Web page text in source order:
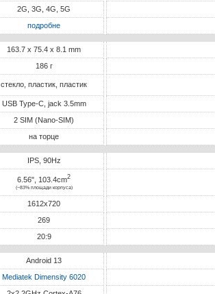
2G, 3G, 4G, 5G
подробне
163.7 x 75.4 x 8.1 mm
186 г
стекло, пластик, пластик
USB Type-C, jack 3.5mm
2 SIM (Nano-SIM)
на торце
IPS, 90Hz
6.56", 103.4cm2
(~83% площади корпуса)
1612x720
269
20:9
Android 13
Mediatek Dimensity 6020